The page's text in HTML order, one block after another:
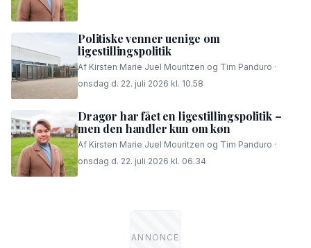
Politiske venner uenige om
ligestillingspolitik
Af Kirsten Marie Juel Mouritzen og Tim Panduro ·
onsdag d. 22. juli 2026 kl. 10.58
Dragør har fået en ligestillingspolitik –
men den handler kun om køn
Af Kirsten Marie Juel Mouritzen og Tim Panduro ·
onsdag d. 22. juli 2026 kl. 06.34